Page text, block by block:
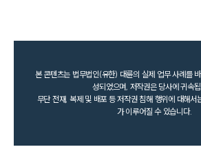
본 콘텐츠는 법무법인(유한) 대륜의 실제 업무 사례를
성되었으며, 저작권은 당사에 귀속
무단 전재, 복제 및 배포 등 저작권 침해 행위에 대해서
가 이루어질 수 있습니다.